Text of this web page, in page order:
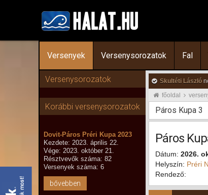
Versenyek Versenysorozatok Fal
Versenysorozatok
Korábbi versenysorozatok
Dovit-Páros Préri Kupa 2023
Kezdete: 2023. április 22.
Vége: 2023. október 21.
Résztvevők száma: 82
Versenyek száma: 6
bővebben
Skultéti László
főoldal
Páros Kupa 3
Páros
Dátum: 2026.
Helyszín: Préri
Rendező: